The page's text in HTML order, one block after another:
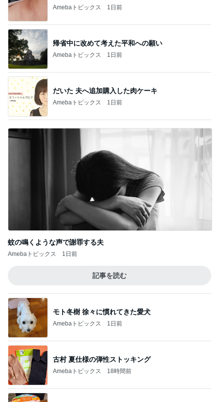
Amebaトピックス 1日前
帰省中に改めて考えた平和への願い
Amebaトピックス 1日前
だいた 夫へ追加購入した肉ケーキ
Amebaトピックス 1日前
蚊の鳴くような声で謝罪する夫
Amebaトピックス 1日前
記事を読む
モト冬樹 徐々に慣れてきた愛犬
Amebaトピックス 1日前
古村 夏仕様の弾性ストッキング
Amebaトピックス 18時間前